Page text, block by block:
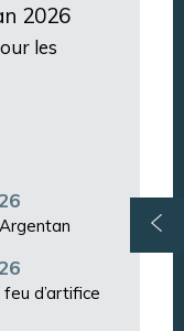
2026
les
d’artifice